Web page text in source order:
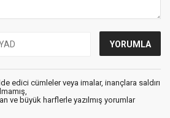
edici cümleler veya imalar, inançlara saldırı
ve büyük harflerle yazılmış yorumlar